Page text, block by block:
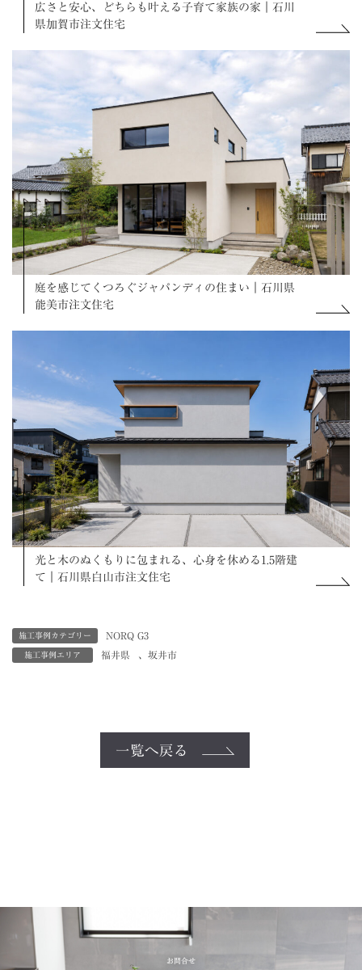
広さと安心、どちらも叶える子育て家族の家｜石川
県加賀市注文住宅
庭を感じてくつろぐジャパンディの住まい｜石川県
能美市注文住宅
光と木のぬくもりに包まれる、心身を休める1.5階建
て｜石川県白山市注文住宅
施工事例カテゴリー NORQ G3
施工事例エリア 福井県 、 坂井市
一覧へ戻る
お問合せ